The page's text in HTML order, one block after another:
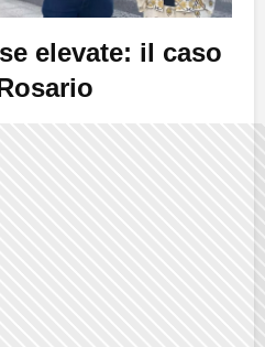
elevate: il caso